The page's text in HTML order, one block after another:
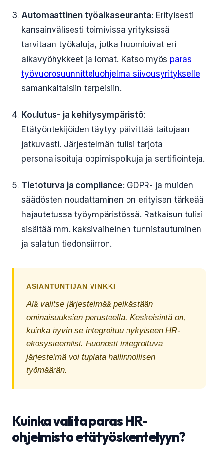
Automaattinen työaikaseuranta: Erityisesti
kansainvälisesti toimivissa yrityksissä
tarvitaan työkaluja, jotka huomioivat eri
aikavyöhykkeet ja lomat. Katso myös paras
työvuorosuunnitteluohjelma siivousyritykselle
samankaltaisiin tarpeisiin.
Koulutus- ja kehitysympäristö:
Etätyöntekijöiden täytyy päivittää taitojaan
jatkuvasti. Järjestelmän tulisi tarjota
personalisoituja oppimispolkuja ja sertifiointeja.
Tietoturva ja compliance: GDPR- ja muiden
säädösten noudattaminen on erityisen tärkeää
hajautetussa työympäristössä. Ratkaisun tulisi
sisältää mm. kaksivaiheinen tunnistautuminen
ja salatun tiedonsiirron.
ASIANTUNTIJAN VINKKI
Älä valitse järjestelmää pelkästään
ominaisuuksien perusteella. Keskeisintä on,
kuinka hyvin se integroituu nykyiseen HR-
ekosysteemiisi. Huonosti integroituva
järjestelmä voi tuplata hallinnollisen
työmäärän.
Kuinka valita paras HR-
ohjelmisto etätyöskentelyyn?